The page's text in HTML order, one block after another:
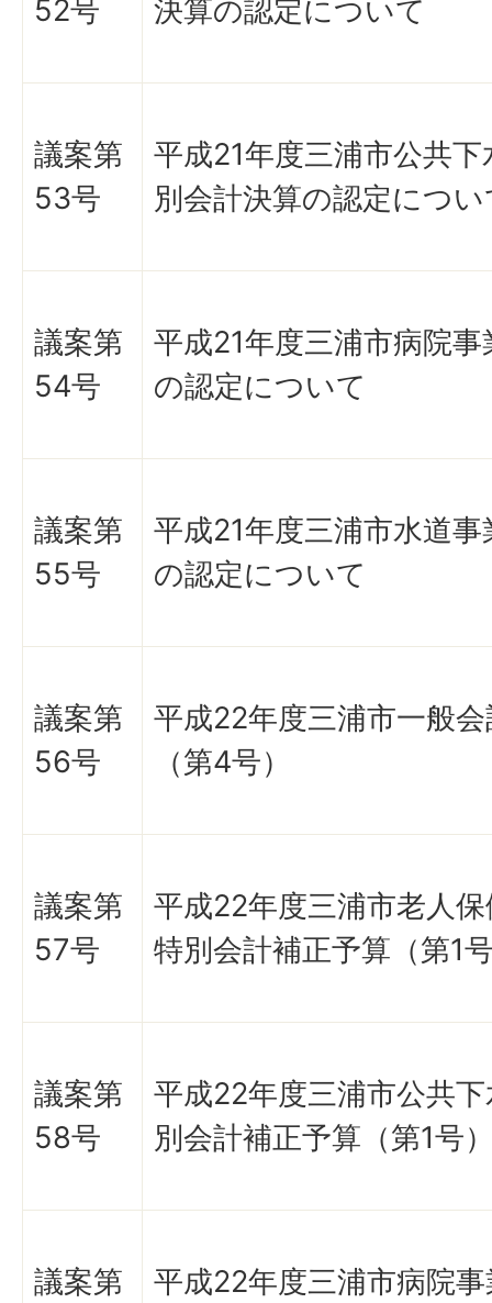
52号
決算の認定について
議案第
53号
平成21年度三浦市公共
別会計決算の認定につ
議案第
54号
平成21年度三浦市病院
の認定について
議案第
55号
平成21年度三浦市水道
の認定について
議案第
56号
平成22年度三浦市一般
（第4号）
議案第
57号
平成22年度三浦市老人
特別会計補正予算（第1
議案第
58号
平成22年度三浦市公共
別会計補正予算（第1号
議案第 平成22年度三浦市病院